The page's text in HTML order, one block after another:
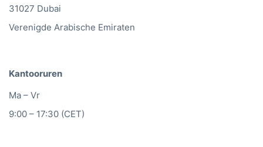
31027 Dubai
Verenigde Arabische Emiraten
Kantooruren
Ma – Vr
9:00 – 17:30 (CET)